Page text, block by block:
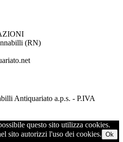
(RN)
Antiquariato a.p.s. - P.IVA
questo sito utilizza cookies.
sito autorizzi l'uso dei cookies. Ok